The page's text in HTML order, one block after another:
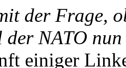
der Frage,
der NATO
einiger